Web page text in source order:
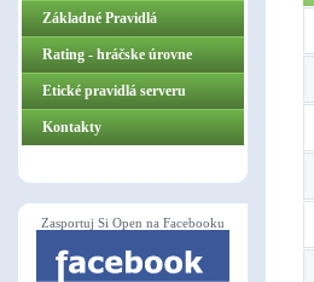
Základné Pravidlá
ZasportujSiOpen.sk
Rating - hráčske úrovne
Etické pravidlá serveru
Kontakty
Zasportuj Si Open na Facebooku